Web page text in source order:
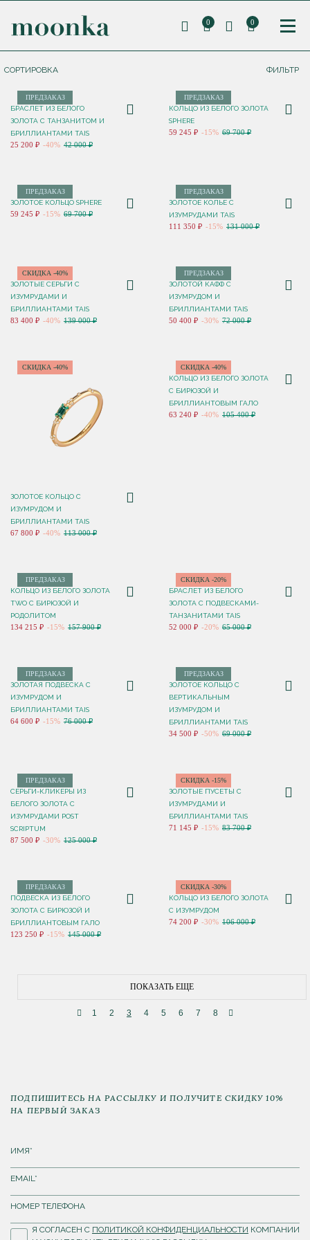
0 0
СОРТИРОВКА ФИЛЬТР
ПРЕДЗАКАЗ
БРАСЛЕТ ИЗ БЕЛОГО
ЗОЛОТА С ТАНЗАНИТОМ И
БРИЛЛИАНТАМИ TAIS
25 200 ₽ -40% 42 000 ₽
ПРЕДЗАКАЗ
КОЛЬЦО ИЗ БЕЛОГО ЗОЛОТА
SPHERE
59 245 ₽ -15% 69 700 ₽
ПРЕДЗАКАЗ
ЗОЛОТОЕ КОЛЬЦО SPHERE
59 245 ₽ -15% 69 700 ₽
ПРЕДЗАКАЗ
ЗОЛОТОЕ КОЛЬЕ С
ИЗУМРУДАМИ TAIS
111 350 ₽ -15% 131 000 ₽
СКИДКА -40%
ЗОЛОТЫЕ СЕРЬГИ С
ИЗУМРУДАМИ И
БРИЛЛИАНТАМИ TAIS
83 400 ₽ -40% 139 000 ₽
ПРЕДЗАКАЗ
ЗОЛОТОЙ КАФФ С
ИЗУМРУДОМ И
БРИЛЛИАНТАМИ TAIS
50 400 ₽ -30% 72 000 ₽
СКИДКА -40%
ЗОЛОТОЕ КОЛЬЦО С
ИЗУМРУДОМ И
БРИЛЛИАНТАМИ TAIS
67 800 ₽ -40% 113 000 ₽
СКИДКА -40%
КОЛЬЦО ИЗ БЕЛОГО ЗОЛОТА
С БИРЮЗОЙ И
БРИЛЛИАНТОВЫМ ГАЛО
63 240 ₽ -40% 105 400 ₽
ПРЕДЗАКАЗ
КОЛЬЦО ИЗ БЕЛОГО ЗОЛОТА
TWO С БИРЮЗОЙ И
РОДОЛИТОМ
134 215 ₽ -15% 157 900 ₽
СКИДКА -20%
БРАСЛЕТ ИЗ БЕЛОГО
ЗОЛОТА С ПОДВЕСКАМИ-
ТАНЗАНИТАМИ TAIS
52 000 ₽ -20% 65 000 ₽
ПРЕДЗАКАЗ
ЗОЛОТАЯ ПОДВЕСКА С
ИЗУМРУДОМ И
БРИЛЛИАНТАМИ TAIS
64 600 ₽ -15% 76 000 ₽
ПРЕДЗАКАЗ
ЗОЛОТОЕ КОЛЬЦО С
ВЕРТИКАЛЬНЫМ
ИЗУМРУДОМ И
БРИЛЛИАНТАМИ TAIS
34 500 ₽ -50% 69 000 ₽
ПРЕДЗАКАЗ
СЕРЬГИ-КЛИКЕРЫ ИЗ
БЕЛОГО ЗОЛОТА С
ИЗУМРУДАМИ POST
SCRIPTUM
87 500 ₽ -30% 125 000 ₽
СКИДКА -15%
ЗОЛОТЫЕ ПУСЕТЫ С
ИЗУМРУДАМИ И
БРИЛЛИАНТАМИ TAIS
71 145 ₽ -15% 83 700 ₽
ПРЕДЗАКАЗ
ПОДВЕСКА ИЗ БЕЛОГО
ЗОЛОТА С БИРЮЗОЙ И
БРИЛЛИАНТОВЫМ ГАЛО
123 250 ₽ -15% 145 000 ₽
СКИДКА -30%
КОЛЬЦО ИЗ БЕЛОГО ЗОЛОТА
С ИЗУМРУДОМ
74 200 ₽ -30% 106 000 ₽
ПОКАЗАТЬ ЕЩЕ
1 2 3 4 5 6 7 8
ПОДПИШИТЕСЬ НА РАССЫЛКУ И ПОЛУЧИТЕ СКИДКУ 10%
НА ПЕРВЫЙ ЗАКАЗ
Я СОГЛАСЕН С ПОЛИТИКОЙ КОНФИДЕНЦИАЛЬНОСТИ КОМПАНИИ